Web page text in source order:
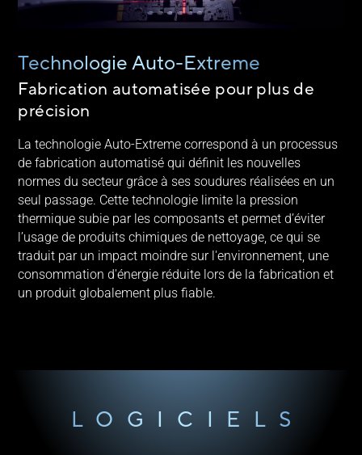
Technologie Auto-Extreme
Fabrication automatisée pour plus de
précision
La technologie Auto-Extreme correspond à un processus
de fabrication automatisé qui définit les nouvelles
normes du secteur grâce à ses soudures réalisées en un
seul passage. Cette technologie limite la pression
thermique subie par les composants et permet d’éviter
l’usage de produits chimiques de nettoyage, ce qui se
traduit par un impact moindre sur l'environnement, une
consommation d'énergie réduite lors de la fabrication et
un produit globalement plus fiable.
LOGICIELS